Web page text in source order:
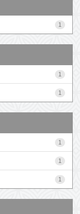
1
1
1
1
1
1